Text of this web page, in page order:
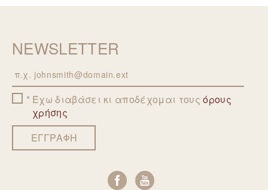
NEWSLETTER
Email Έχω διαβάσει κι αποδέχομαι τουςόρους
χρήσης
ΕΓΓΡΑΦΗ